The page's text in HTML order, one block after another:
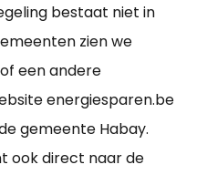
bestaat niet in
zien we
een andere
energiesparen.be
gemeente Habay.
ook direct naar de